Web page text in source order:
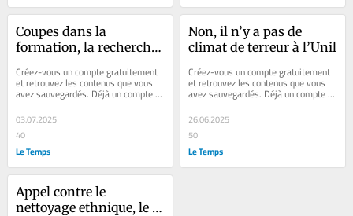
Coupes dans la
formation, la recherche
faute de calcul que la
Suisse paiera cher
Créez-vous un compte gratuitement
et retrouvez les contenus que vous
avez sauvegardés. Déjà un compte ?
Se connecter Faites plaisir à vos...
03.07.2025
40
Le Temps
Non, il n’y a pas de
climat de terreur à l’Unil
Créez-vous un compte gratuitement
et retrouvez les contenus que vous
avez sauvegardés. Déjà un compte ?
Se connecter Faites plaisir à vos...
26.06.2025
50
Le Temps
Appel contre le
nettoyage ethnique, le